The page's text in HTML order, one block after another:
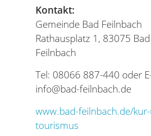
Kontakt:
Gemeinde Bad Feilnbach
Rathausplatz 1, 83075 Bad
Feilnbach
Tel: 08066 887-440 oder
info@bad-feilnbach.de
www.bad-feilnbach.de/
tourismus